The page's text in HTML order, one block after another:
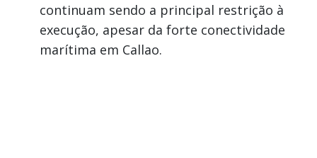
continuam sendo a principal restrição à
execução, apesar da forte conectividade
marítima em Callao.